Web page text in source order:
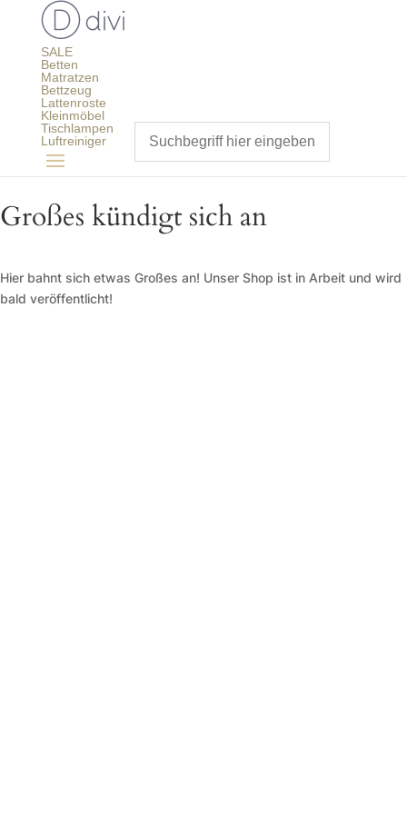
SALE
Betten
Matratzen
Bettzeug
Lattenroste
Kleinmöbel
Tischlampen
Luftreiniger
Großes kündigt sich an
Hier bahnt sich etwas Großes an! Unser Shop ist in Arbeit und wird
bald veröffentlicht!